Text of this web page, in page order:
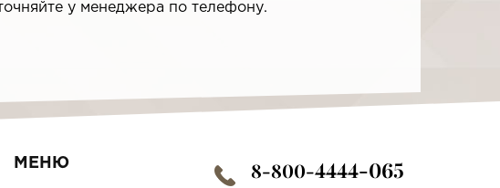
у менеджера по телефону.
МЕНЮ 8-800-4444-065